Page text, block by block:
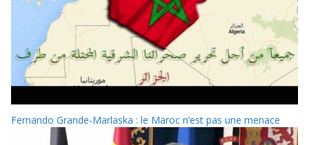
Fernando Grande-Marlaska : le Maroc n’est pas une menace